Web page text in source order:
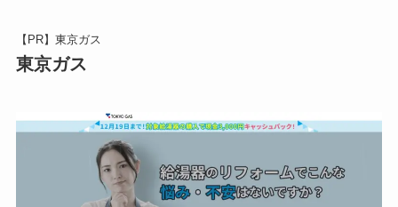
【PR】東京ガス
東京ガス